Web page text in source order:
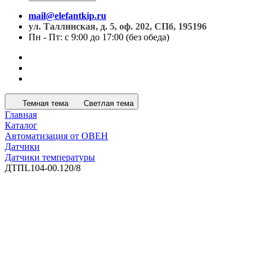
mail@elefantkip.ru
ул. Таллинская, д. 5, оф. 202, СПб, 195196
Пн - Пт: с 9:00 до 17:00 (без обеда)
Темная тема Светлая тема
Главная
Каталог
Автоматизация от ОВЕН
Датчики
Датчики температуры
ДТПL104-00.120/8